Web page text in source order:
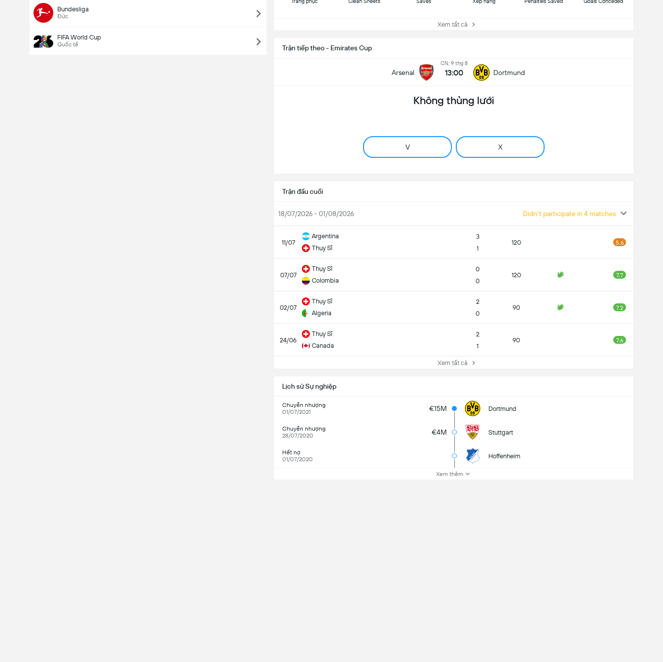
Bundesliga
Đức
FIFA World Cup
Quốc tế
Xem tất cả
Trận tiếp theo - Emirates Cup
Arsenal
CN, 9 thg 8
13:00 Dortmund
Không thủng lưới
V X
Trận đấu cuối
18/07/2026 - 01/08/2026 Didn't participate in 4 matches
11/07
Argentina
Thụy Sĩ
3
1
120 5.6
07/07
Thụy Sĩ
Colombia
0
0
120 7.7
02/07
Thụy Sĩ
Algeria
2
0
90 7.2
24/06
Thụy Sĩ
Canada
2
1
90 7.6
Xem tất cả
Lịch sử Sự nghiệp
Chuyển nhượng
01/07/2021
€15M Dortmund
Chuyển nhượng
28/07/2020
€4M Stuttgart
Hết nợ
01/07/2020
Hoffenheim
Xem thêm